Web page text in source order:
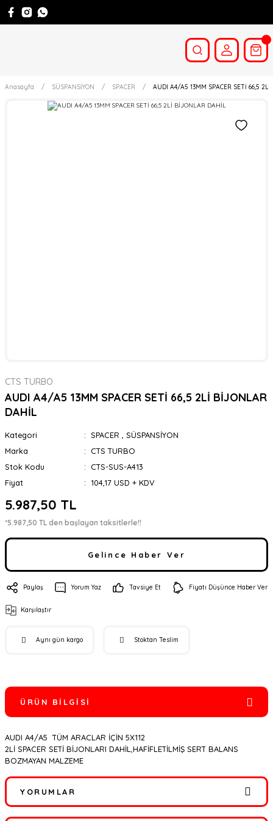
Anasayfa SÜSPANSİYON SPACER AUDI A4/A5 13MM SPACER SETİ 66,5
CTS TURBO
AUDI A4/A5 13MM SPACER SETİ 66,5 2Lİ BİJONLAR
DAHİL
Kategori SPACER
SÜSPANSİYON
Marka
CTS TURBO
Stok Kodu
CTS-SUS-A413
Fiyat
104,17 USD + KDV
5.987,50 TL
*5.987,50 TL den başlayan taksitlerle!!
Gelince Haber Ver
Paylaş Yorum Yaz Tavsiye Et Fiyatı Düşünce Haber Ver
Karşılaştır
Aynı gün kargo Stoktan Teslim
ÜRÜN BILGISI
AUDI A4/A5 TÜM ARACLAR İÇİN 5X112
2Lİ SPACER SETİ BİJONLARI DAHİL,HAFİFLETİLMİŞ SERT BALANS
BOZMAYAN MALZEME
YORUMLAR